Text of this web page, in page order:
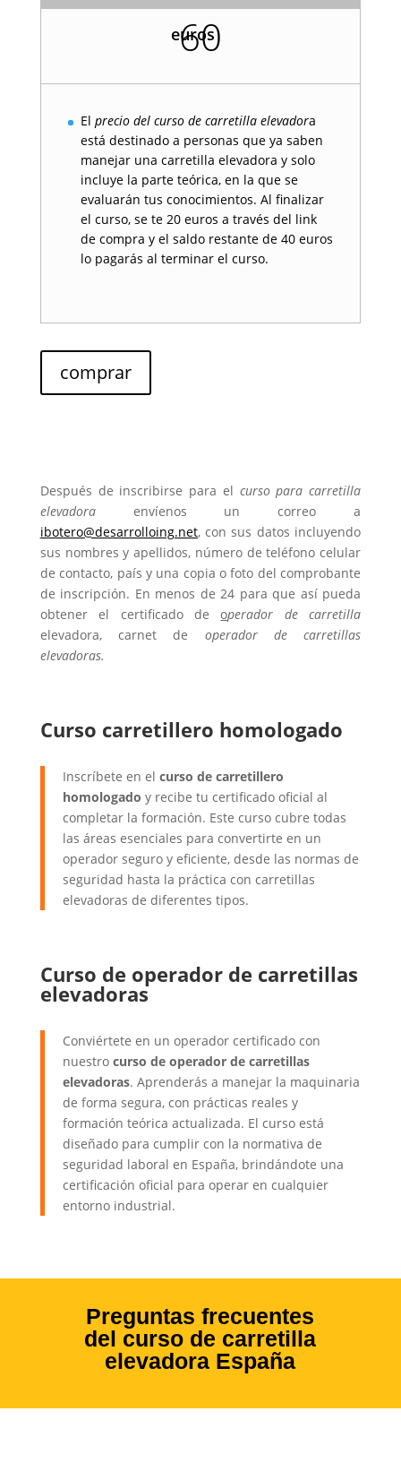
euros
60
El precio del curso de carretilla elevadora
está destinado a personas que ya saben
manejar una carretilla elevadora y solo
incluye la parte teórica, en la que se
evaluarán tus conocimientos. Al finalizar
el curso, se te 20 euros a través del link
de compra y el saldo restante de 40 euros
lo pagarás al terminar el curso.
comprar
Después de inscribirse para el curso para carretilla
elevadoraenvíenos un correo a
ibotero@desarrolloing.net, con sus datos incluyendo
sus nombres y apellidos, número de teléfono celular
de contacto, país y una copia o foto del comprobante
de inscripción. En menos de 24 para que así pueda
obtener el certificado deoperador de carretilla
elevadora,carnet de operador de carretillas
elevadoras.
Curso carretillero homologado
Inscríbete en el curso de carretillero
homologado y recibe tu certificado oficial al
completar la formación. Este curso cubre todas
las áreas esenciales para convertirte en un
operador seguro y eficiente, desde las normas de
seguridad hasta la práctica con carretillas
elevadoras de diferentes tipos.
Curso de operador de carretillas
elevadoras
Conviértete en un operador certificado con
nuestro curso de operador de carretillas
elevadoras. Aprenderás a manejar la maquinaria
de forma segura, con prácticas reales y
formación teórica actualizada. El curso está
diseñado para cumplir con la normativa de
seguridad laboral en España, brindándote una
certificación oficial para operar en cualquier
entorno industrial.
Preguntas frecuentes
del curso de carretilla
elevadora España